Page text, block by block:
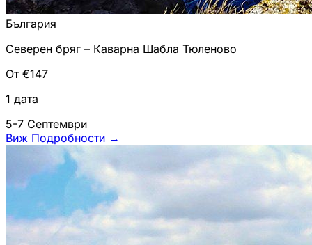
България
Северен бряг – Каварна Шабла Тюленово
От €147
1 дата
5-7 Септември
Виж Подробности →